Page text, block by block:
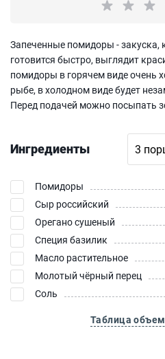
Запеченные помидоры - закуска,
готовится быстро, выглядит
помидоры в горячем виде очень
рыбе, в холодном виде будет
Перед подачей можно посыпать
Ингредиенты
Помидоры
Сыр российский
Орегано сушеный
Специя базилик
Масло растительное
Молотый чёрный перец
Соль
Таблица